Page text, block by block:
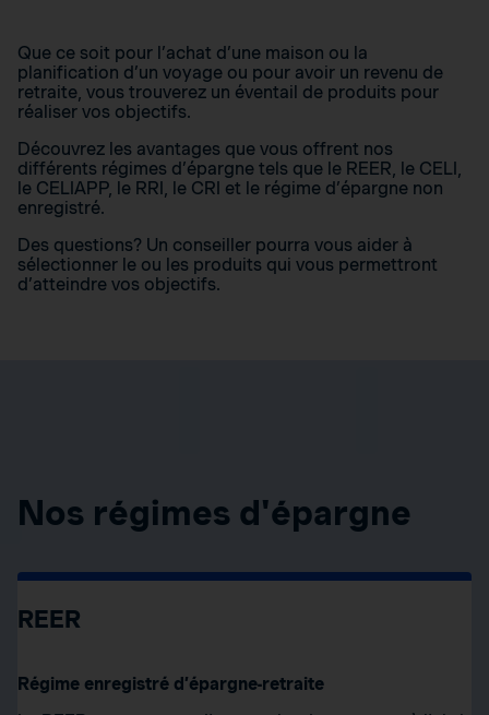
Que ce soit pour l’achat d’une maison ou la
planification d’un voyage ou pour avoir un revenu de
retraite, vous trouverez un éventail de produits pour
réaliser vos objectifs.
Découvrez les avantages que vous offrent nos
différents régimes d’épargne tels que le REER, le CELI,
le CELIAPP, le RRI, le CRI et le régime d’épargne non
enregistré.
Des questions? Un conseiller pourra vous aider à
sélectionner le ou les produits qui vous permettront
d’atteindre vos objectifs.
Nos régimes d'épargne
REER
Régime enregistré d’épargne-retraite